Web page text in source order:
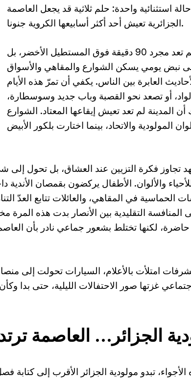
استثنائية واحدة: حلم ثلاثية قد يجعل العاصمة
الجزائرية تعيش أحد أكثر أسابيعها الكروية جنونا.
فالكرة لم تعد مجرد 90 دقيقة فوق المستطيل الأخضر، بل
نبض يومي يسكن الشوارع والمقاهي والأسواق
العابرة بين الناس. يكفي أن تمرّ هذه الأيام
أو تصعد نحو القصبة وباب جديد وسوسطارة،
المدينة لم تعد تعيش إيقاعها المعتاد. الشوارع
المولودية والاتحاد، بينما اختارت بلكور الأبيض
تجاوز فكرة التزيين عند العشاق، بل تحول إلى
والألوان. الأطفال يركضون بقمصان الأندية
الحماسية في المقاهي، والعائلات تتابع العدّ
المنافسة التقليدية بين الأنصار بدت هذه المرة
حاضرة، لكنها تختلط بشعور جماعي نادر بأن
امتلأت بالأعلام، السيارات تحولت إلى
غزتها صور الاحتفالات الليلية، حتى بدا
الجزائر… العاصمة
تبدو مولودية الجزائر الأقرب إلى كتابة